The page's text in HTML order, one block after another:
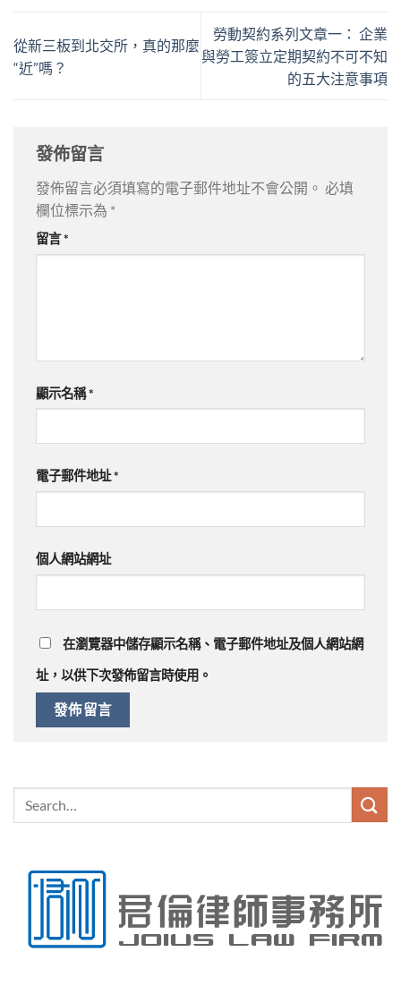
從新三板到北交所，真的那麼
“近”嗎？
勞動契約系列文章一： 企業
與勞工簽立定期契約不可不知
的五大注意事項
發佈留言
發佈留言必須填寫的電子郵件地址不會公開。 必填
欄位標示為 *
留言*
顯示名稱*
電子郵件地址*
個人網站網址
在瀏覽器中儲存顯示名稱、電子郵件地址及個人網站網
址，以供下次發佈留言時使用。